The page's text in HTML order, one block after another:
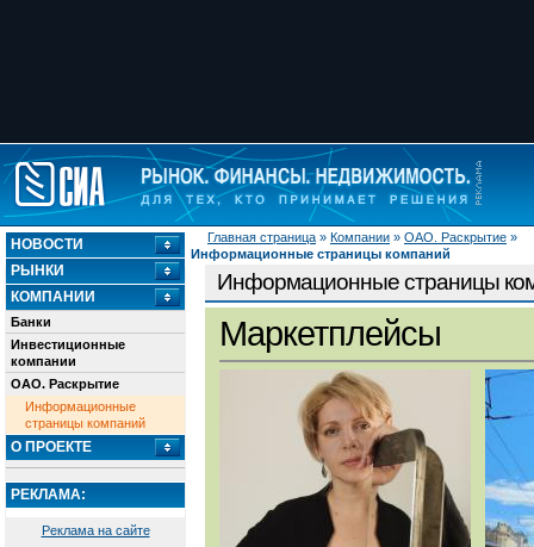
Главная страница » Компании » ОАО. Раскрытие »
Информационные страницы компаний
НОВОСТИ
РЫНКИ
КОМПАНИИ
Банки
Инвестиционные
компании
ОАО. Раскрытие
Информационные
страницы компаний
О ПРОЕКТЕ
РЕКЛАМА:
Реклама на сайте
Информационные страницы
Маркетплейсы